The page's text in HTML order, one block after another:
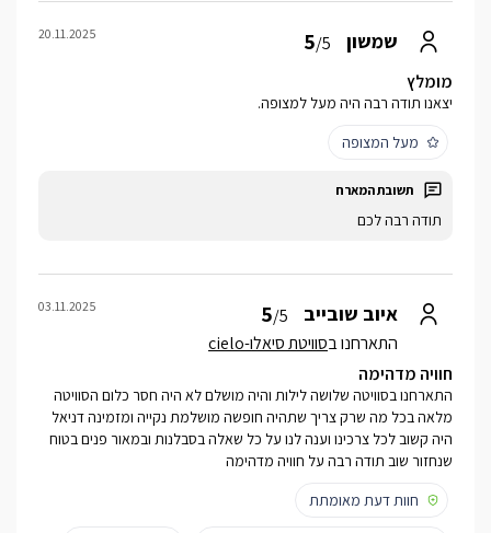
שמשון 5/5
20.11.2025
מומלץ
יצאנו תודה רבה היה מעל למצופה.
מעל המצופה
תודה רבה לכם
איוב שובייב 5/5
התארחנו בסוויטת סיאלו-cielo
03.11.2025
חוויה מדהימה
התארחנו בסוויטה שלושה לילות והיה מושלם לא היה חסר כלום הסוויטה
מלאה בכל מה שרק צריך שתהיה חופשה מושלמת נקייה ומזמינה דניאל
היה קשוב לכל צרכינו וענה לנו על כל שאלה בסבלנות ובמאור פנים בטוח
שנחזור שוב תודה רבה על חוויה מדהימה
חוות דעת מאומתת